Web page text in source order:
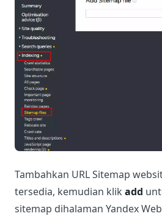
Tambahkan URL Sitemap
tersedia, kemudian klik add
sitemap dihalaman Yandex